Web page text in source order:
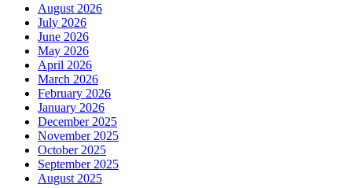
August 2026
July 2026
June 2026
May 2026
April 2026
March 2026
February 2026
January 2026
December 2025
November 2025
October 2025
September 2025
August 2025